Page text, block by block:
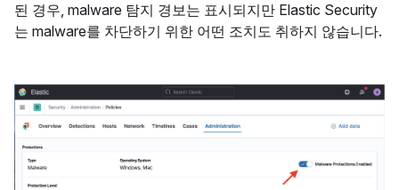
된 경우, malware 탐지 경보는 표시되지만 Elastic Security
는 malware를 차단하기 위한 어떤 조치도 취하지 않습니다.